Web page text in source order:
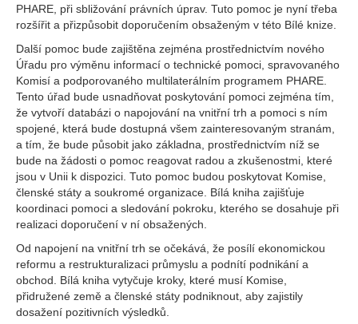
PHARE, při sbližování právních úprav. Tuto pomoc je nyní třeba
rozšířit a přizpůsobit doporučením obsaženým v této Bílé knize.
Další pomoc bude zajištěna zejména prostřednictvím nového
Úřadu pro výměnu informací o technické pomoci, spravovaného
Komisí a podporovaného multilaterálním programem PHARE.
Tento úřad bude usnadňovat poskytování pomoci zejména tím,
že vytvoří databázi o napojování na vnitřní trh a pomoci s ním
spojené, která bude dostupná všem zainteresovaným stranám,
a tím, že bude působit jako základna, prostřednictvím níž se
bude na žádosti o pomoc reagovat radou a zkušenostmi, které
jsou v Unii k dispozici. Tuto pomoc budou poskytovat Komise,
členské státy a soukromé organizace. Bílá kniha zajišťuje
koordinaci pomoci a sledování pokroku, kterého se dosahuje při
realizaci doporučení v ní obsažených.
Od napojení na vnitřní trh se očekává, že posílí ekonomickou
reformu a restrukturalizaci průmyslu a podnítí podnikání a
obchod. Bílá kniha vytyčuje kroky, které musí Komise,
přidružené země a členské státy podniknout, aby zajistily
dosažení pozitivních výsledků.